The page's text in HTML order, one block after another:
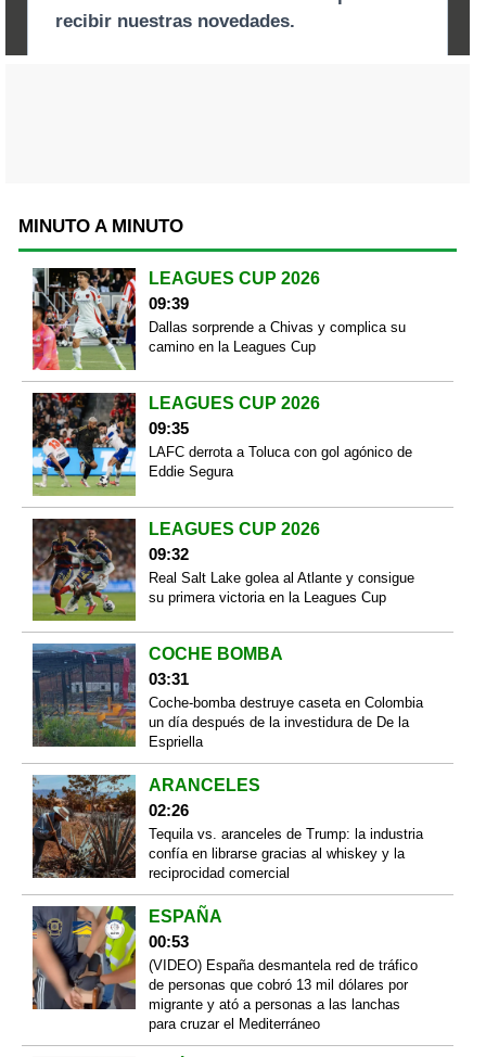
MINUTO A MINUTO
LEAGUES CUP 2026
09:39
Dallas sorprende a Chivas y complica su
camino en la Leagues Cup
LEAGUES CUP 2026
09:35
LAFC derrota a Toluca con gol agónico de
Eddie Segura
LEAGUES CUP 2026
09:32
Real Salt Lake golea al Atlante y consigue
su primera victoria en la Leagues Cup
COCHE BOMBA
03:31
Coche-bomba destruye caseta en Colombia
un día después de la investidura de De la
Espriella
ARANCELES
02:26
Tequila vs. aranceles de Trump: la industria
confía en librarse gracias al whiskey y la
reciprocidad comercial
ESPAÑA
00:53
(VIDEO) España desmantela red de tráfico
de personas que cobró 13 mil dólares por
migrante y ató a personas a las lanchas
para cruzar el Mediterráneo